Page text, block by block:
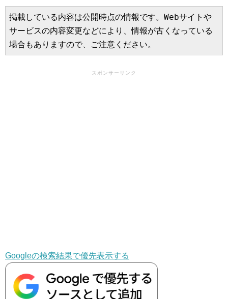
掲載している内容は公開時点の情報です。Webサイトや
サービスの内容変更などにより、情報が古くなっている
場合もありますので、ご注意ください。
スポンサーリンク
Googleの検索結果で優先表示する